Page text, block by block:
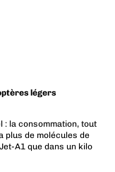
légers
: la consommation, tout
plus de molécules de
A1 que dans un kilo